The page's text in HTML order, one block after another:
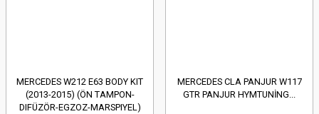
MERCEDES W212 E63 BODY KIT
(2013-2015) (ÖN TAMPON-
DIFÜZÖR-EGZOZ-MARSPIYEL)
MERCEDES CLA PANJUR W117
GTR PANJUR HYMTUNİNG...